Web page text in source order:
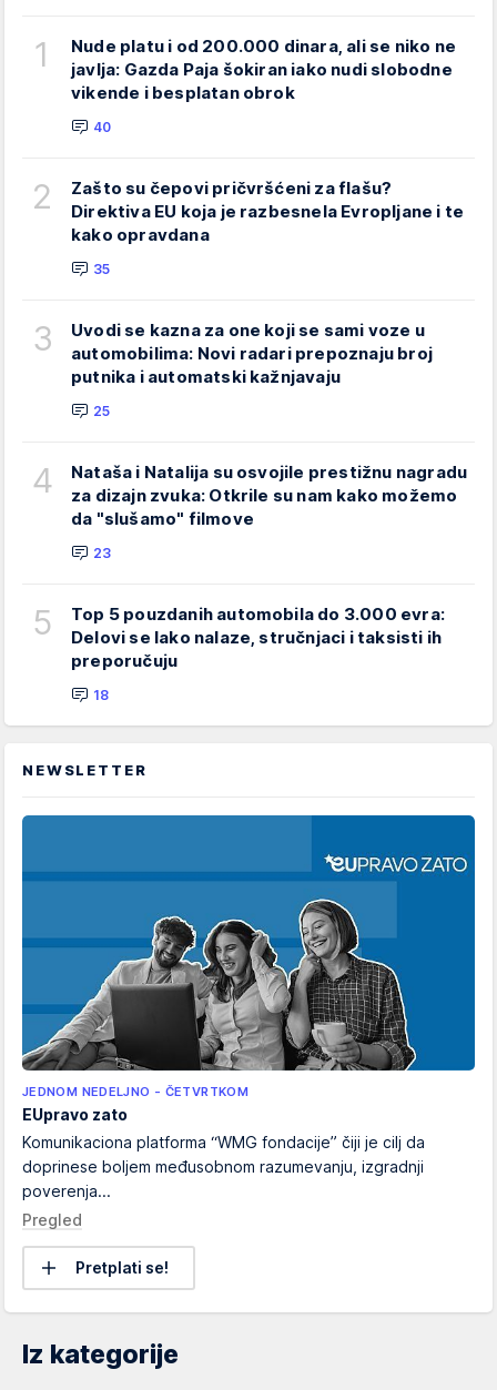
1
Nude platu i od 200.000 dinara, ali se niko ne
javlja: Gazda Paja šokiran iako nudi slobodne
vikende i besplatan obrok
40
2
Zašto su čepovi pričvršćeni za flašu?
Direktiva EU koja je razbesnela Evropljane i te
kako opravdana
35
3
Uvodi se kazna za one koji se sami voze u
automobilima: Novi radari prepoznaju broj
putnika i automatski kažnjavaju
25
4
Nataša i Natalija su osvojile prestižnu nagradu
za dizajn zvuka: Otkrile su nam kako možemo
da "slušamo" filmove
23
5
Top 5 pouzdanih automobila do 3.000 evra:
Delovi se lako nalaze, stručnjaci i taksisti ih
preporučuju
18
NEWSLETTER
JEDNOM NEDELJNO - ČETVRTKOM
EUpravo zato
Komunikaciona platforma “WMG fondacije” čiji je cilj da
doprinese boljem međusobnom razumevanju, izgradnji
poverenja...
Pregled
Pretplati se!
Iz kategorije